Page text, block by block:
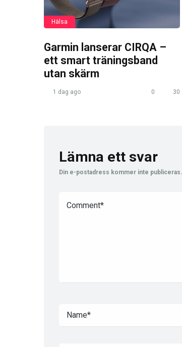
Hälsa
Garmin lanserar CIRQA –
ett smart träningsband
utan skärm
1 dag ago 0 30
Lämna ett svar
Din e-postadress kommer inte publiceras.